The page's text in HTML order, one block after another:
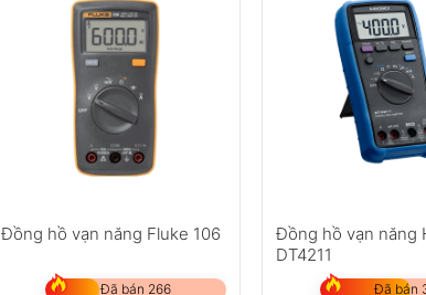
Đồng hồ vạn năng Fluke 106
Đã bán 266
Đồng hồ vạn năng
DT4211
Đã bán